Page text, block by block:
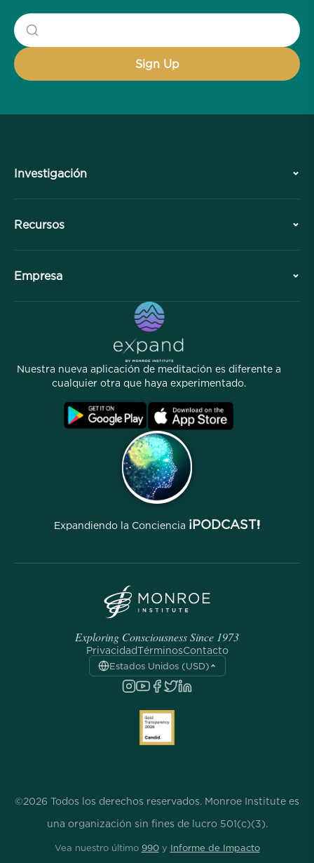
Investigación
División Profesional
Artículos
Recursos
Meditaciones gratuitas
Programa de Afiliados
Empresa
Ubicaciones
Preguntas frecuentes
Nuestra nueva aplicación de meditación es diferente a
cualquier otra que haya experimentado.
Expandiendo la Conciencia ¡PODCAST!
Exploring Consciousness Since 1973
PrivacidadTérminosContacto
Estados Unidos (USD)
©2026 Todos los derechos reservados. Monroe Institute es
una organización sin fines de lucro 501(c)(3).
Vea nuestro último 990y Informe de Impacto